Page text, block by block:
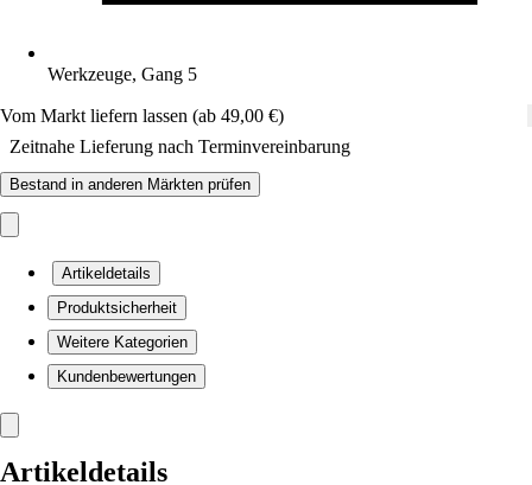
Werkzeuge, Gang 5
Vom Markt liefern lassen (ab 49,00 €)
Zeitnahe Lieferung nach Terminvereinbarung
Bestand in anderen Märkten prüfen
Artikeldetails
Produktsicherheit
Weitere Kategorien
Kundenbewertungen
Artikeldetails